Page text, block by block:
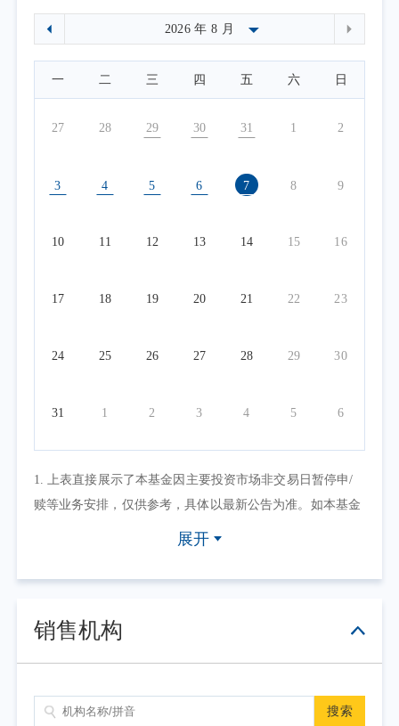
一 二 三 四 五 六 日
27 28 29 30 31 1 2
3 4 5 6 7 8 9
10 11 12 13 14 15 16
17 18 19 20 21 22 23
24 25 26 27 28 29 30
31 1 2 3 4 5 6
1. 上表直接展示了本基金因主要投资市场非交易日暂停申/
赎等业务安排，仅供参考，具体以最新公告为准。如本基金
因其他原因暂停申/赎等业务或有其他交易状态限制的，可点
2. 上表默认展示一个自然月的开放日安排，如需要查询本基
间区间。
展开
销售机构
搜索